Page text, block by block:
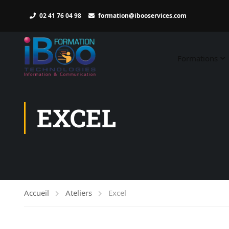
02 41 76 04 98 formation@ibooservices.com
EXCEL
Accueil Ateliers Excel